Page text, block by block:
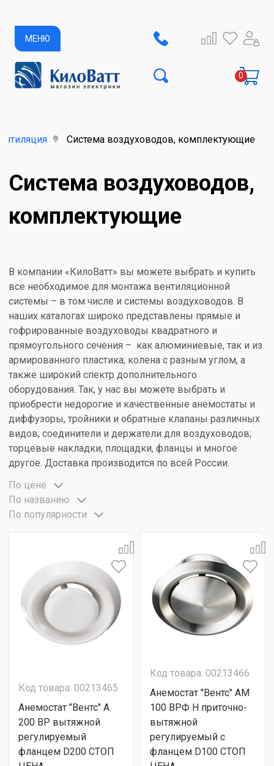
МЕНЮ
Система воздуховодов, комплектующие
Система воздуховодов,
комплектующие
В компании «КилоВатт» вы можете выбрать и купить
все необходимое для монтажа вентиляционной
системы – в том числе и системы воздуховодов. В
наших каталогах широко представлены прямые и
гофрированные воздуховоды квадратного и
прямоугольного сечения – как алюминиевые, так и из
армированного пластика; колена с разным углом, а
также широкий спектр дополнительного
оборудования. Так, у нас вы можете выбрать и
приобрести недорогие и качественные анемостаты и
диффузоры, тройники и обратные клапаны различных
видов; соединители и держатели для воздуховодов;
торцевые накладки, площадки, фланцы и многое
другое. Доставка производится по всей России.
По цене
По названию
По популярности
Код товара: 00213465
Анемостат "Вентс" А
200 ВР вытяжной
регулируемый
фланцем D200 СТОП
Код товара: 00213466
Анемостат "Вентс" АМ
100 ВРФ Н приточно-
вытяжной
регулируемый с
фланцем D100 СТОП